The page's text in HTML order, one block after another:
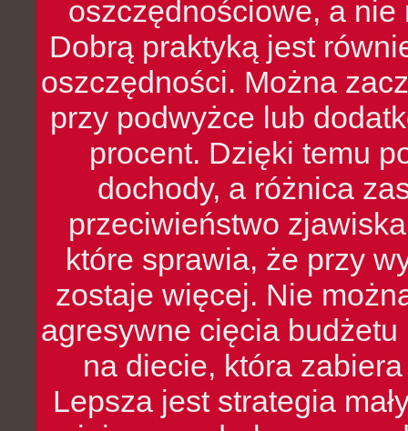
oszczędnościowe, a nie
Dobrą praktyką jest
oszczędności. Można
przy podwyżce lub
procent. Dzięki temu
dochody, a różnica
przeciwieństwo
które sprawia, że przy
zostaje więcej. Nie
agresywne cięcia
na diecie, która
Lepsza jest strategia